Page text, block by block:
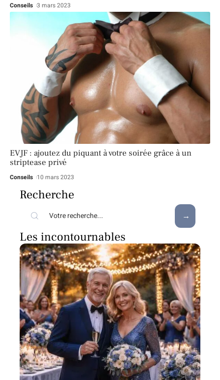
Conseils 3 mars 2023
EVJF : ajoutez du piquant à votre soirée grâce à un
striptease privé
Conseils 10 mars 2023
Recherche
Les incontournables